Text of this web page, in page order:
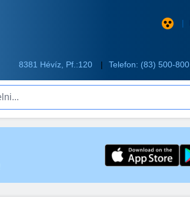
8381 Hévíz, Pf.:120
Telefon: (83) 500-800